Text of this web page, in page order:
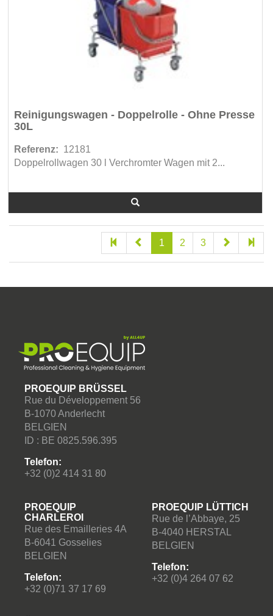
Reinigungswagen - Doppelrolle - Ohne Presse
30L
Referenz: 12181
Doppelrollwagen 30 l Verchromter Wagen mit 2...
1 2 3
PROEQUIP BRÜSSEL
Rue du Développement 56
B-1070 Anderlecht
BELGIEN
ID : BE 0825.596.395
Telefon:
+32 (0)2 414 31 80
PROEQUIP
CHARLEROI
Rue des Emailleries 4A
B-6041 Gosselies
BELGIEN
Telefon:
+32 (0)71 37 17 69
PROEQUIP LÜTTICH
Rue de l’Abbaye, 25
B-4040 HERSTAL
BELGIEN
Telefon:
+32 (0)4 264 07 62